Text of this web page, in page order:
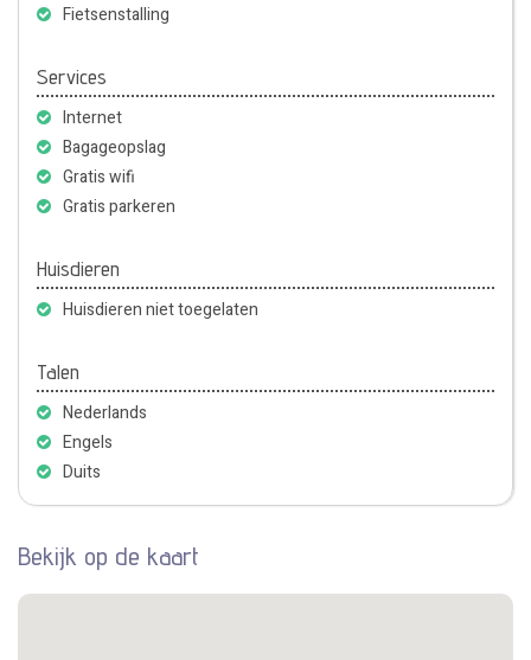
Fietsenstalling
Services
Internet
Bagageopslag
Gratis wifi
Gratis parkeren
Huisdieren
Huisdieren niet toegelaten
Talen
Nederlands
Engels
Duits
Bekijk op de kaart